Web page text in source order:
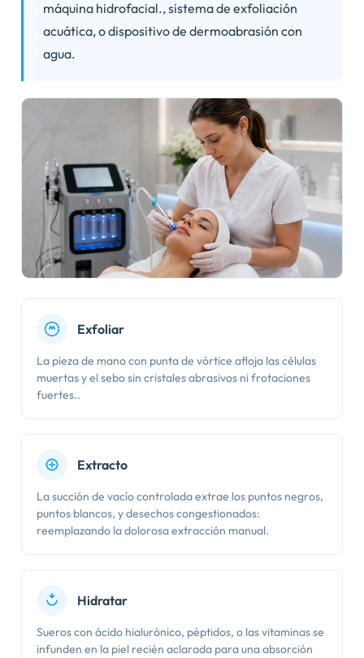
máquina hidrofacial., sistema de exfoliación
acuática, o dispositivo de dermoabrasión con
agua.
Exfoliar
La pieza de mano con punta de vórtice afloja las células
muertas y el sebo sin cristales abrasivos ni frotaciones
fuertes..
Extracto
La succión de vacío controlada extrae los puntos negros,
puntos blancos, y desechos congestionados:
reemplazando la dolorosa extracción manual.
Hidratar
Sueros con ácido hialurónico, péptidos, o las vitaminas se
infunden en la piel recién aclarada para una absorción